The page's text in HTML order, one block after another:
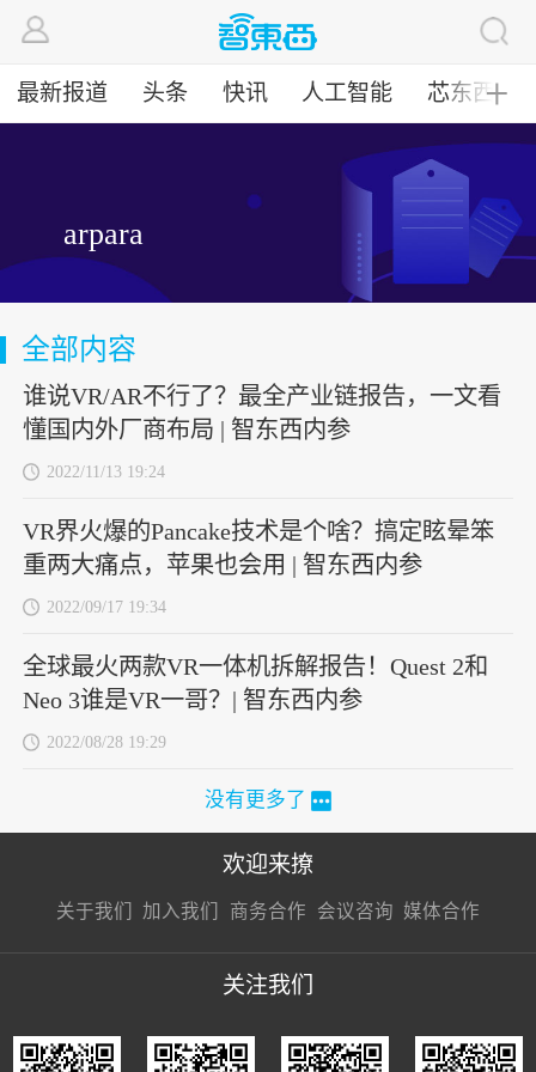
最新报道 头条 快讯 人工智能 芯东西╋
arpara
全部内容
谁说VR/AR不行了？最全产业链报告，一文看
懂国内外厂商布局 | 智东西内参
2022/11/13 19:24
VR界火爆的Pancake技术是个啥？搞定眩晕笨
重两大痛点，苹果也会用 | 智东西内参
2022/09/17 19:34
全球最火两款VR一体机拆解报告！Quest 2和
Neo 3谁是VR一哥？| 智东西内参
2022/08/28 19:29
没有更多了
欢迎来撩
关于我们 加入我们
接扔简历
商务合作
接开聊
会议咨询 媒体合作
接开聊
关注我们